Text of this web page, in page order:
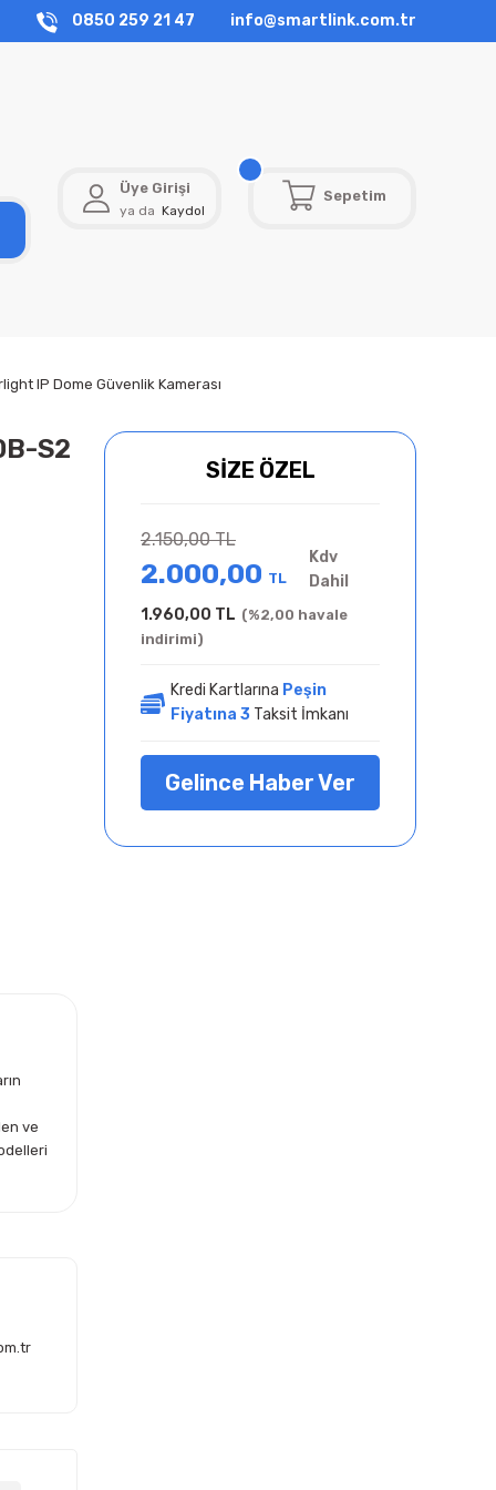
0850 259 21 47 info@smartlink.com.tr
Üye Girişi
ya da Kaydol
Sepetim
IP Dome Güvenlik Kamerası
S2
ve
SİZE ÖZEL
2.150,00 TL
2.000,00 TL
Kdv
Dahil
1.960,00 TL (%2,00 havale
indirimi)
Kredi Kartlarına Peşin
Fiyatına 3 Taksit İmkanı
Gelince Haber Ver